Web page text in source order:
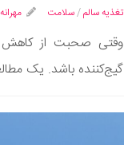
تغذیه سالم/سلامت
وقتی صحبت از کاهش
گیج‌کننده باشد. یک